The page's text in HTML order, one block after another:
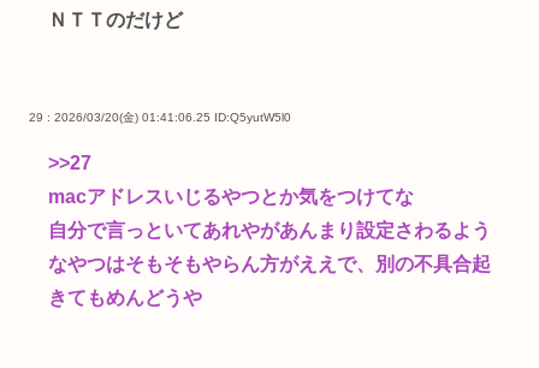
ＮＴＴのだけど
29 : 2026/03/20(金) 01:41:06.25 ID:Q5yutW5l0
>>27
macアドレスいじるやつとか気をつけてな
自分で言っといてあれやがあんまり設定さわるよう
なやつはそもそもやらん方がええで、別の不具合起
きてもめんどうや